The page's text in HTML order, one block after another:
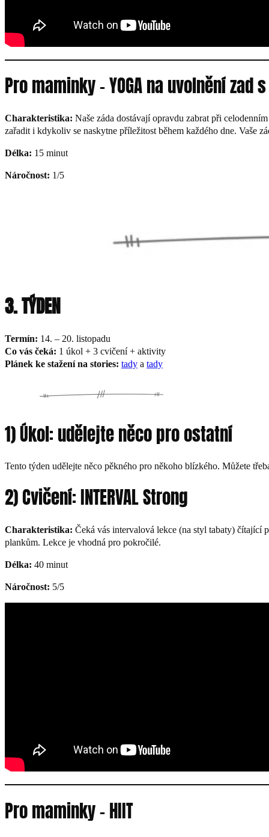
Pro maminky – YOGA na uvolnění zad
Charakteristika: Naše záda dostávají opravdu zabrat při
zařadit i kdykoliv se naskytne příležitost během každého dne. Vaše
Délka: 15 minut
Náročnost: 1/5
3. TÝDEN
Termín: 14. – 20. listopadu
Co vás čeká: 1 úkol + 3 cvičení + aktivity
Plánek ke stažení na stories: tady a tady
1) Úkol: udělejte něco pro ostatní
Tento týden udělejte něco pěkného pro někoho blízkého. Můžete
2) Cvičení: INTERVAL Strong
Charakteristika: Čeká vás intervalová lekce (na styl tabaty) čítající
plankům. Lekce je vhodná pro pokročilé.
Délka: 40 minut
Náročnost: 5/5
Pro maminky – HIIT